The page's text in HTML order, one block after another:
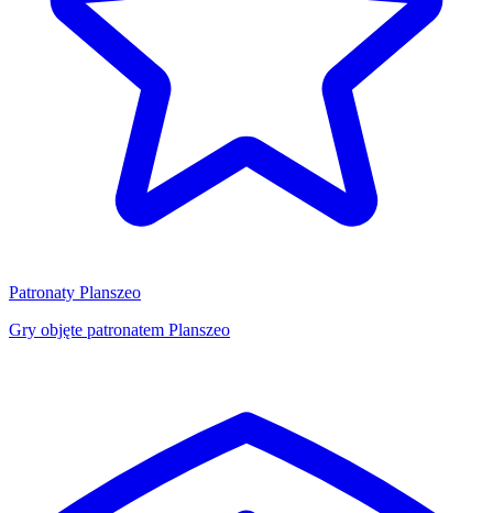
Patronaty Planszeo
Gry objęte patronatem Planszeo